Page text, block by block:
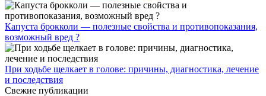
Капуста брокколи — полезные свойства и противопоказания,
возможный вред ?
При ходьбе щелкает в голове: причины, диагностика, лечение
и последствия
Свежие публикации